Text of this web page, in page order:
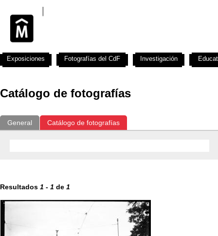
Catálogo de fotografías
General Catálogo de fotografías
Resultados 1 - 1 de 1
Exposiciones Fotografías del CdF Investigación